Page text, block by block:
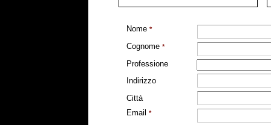
Nome *
Cognome *
Professione
Indirizzo
Città
Email
*